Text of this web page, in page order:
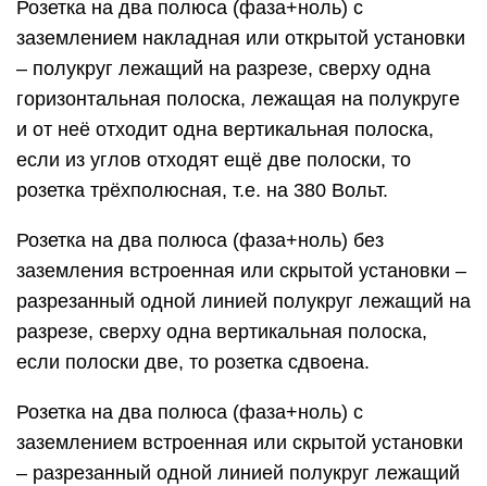
Розетка на два полюса (фаза+ноль) с
заземлением накладная или открытой установки
– полукруг лежащий на разрезе, сверху одна
горизонтальная полоска, лежащая на полукруге
и от неё отходит одна вертикальная полоска,
если из углов отходят ещё две полоски, то
розетка трёхполюсная, т.е. на 380 Вольт.
Розетка на два полюса (фаза+ноль) без
заземления встроенная или скрытой установки –
разрезанный одной линией полукруг лежащий на
разрезе, сверху одна вертикальная полоска,
если полоски две, то розетка сдвоена.
Розетка на два полюса (фаза+ноль) с
заземлением встроенная или скрытой установки
– разрезанный одной линией полукруг лежащий